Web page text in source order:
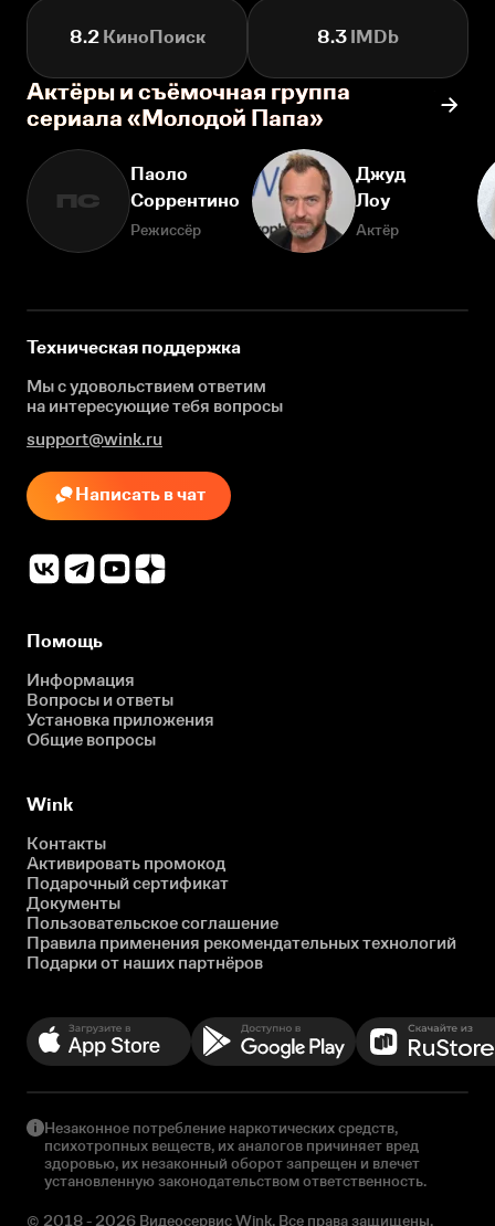
8.2КиноПоиск 8.3 IMDb
Актёры и съёмочная группа
сериала «Молодой Папа»
ПС
Паоло
Соррентино
Режиссёр
Джуд
Лоу
Актёр
Техническая поддержка
Мы с удовольствием ответим
на интересующиетебя вопросы
support@wink.ru
Написать в чат
Помощь
Информация
Вопросы и ответы
Установка приложения
Общие вопросы
Wink
Контакты
Активировать промокод
Подарочный сертификат
Документы
Пользовательское соглашение
Правила применения рекомендательных технологий
Подарки от наших партнёров
Незаконное потребление наркотических средств,
психотропных веществ, их аналогов причиняет вред
здоровью, их незаконный оборот запрещен и влечет
установленную законодательством ответственность.
© 2018 - 2026 Видеосервис Wink. Все права защищены.